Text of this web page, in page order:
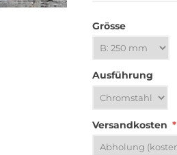
Grösse
Ausführung
Versandkosten *